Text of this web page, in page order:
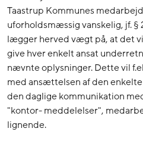
Taastrup Kommunes
uforholdsmæssig vanskelig, jf. §
lægger herved vægt på, at det
give hver enkelt ansat
nævnte oplysninger. Dette vil
med ansættelsen af den
den daglige kommunikation
"kontor- meddelelser",
lignende.